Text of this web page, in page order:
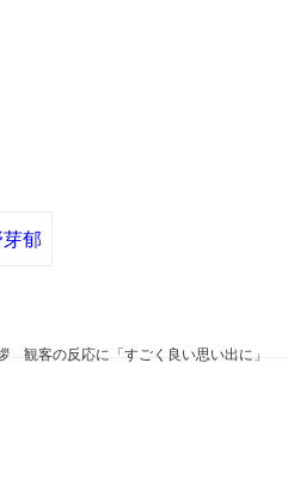
郁
観客の反応に「すごく良い思い出に」